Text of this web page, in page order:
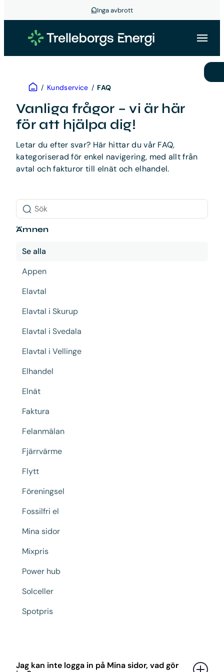
Inga avbrott
Hem/ Kundservice / FAQ
Vanliga frågor – vi är här
för att hjälpa dig!
Letar du efter svar? Här hittar du vår FAQ,
kategoriserad för enkel navigering, med allt från
avtal och fakturor till elnät och elhandel.
Sök
Ämnen
Se alla
Appen
Elavtal
Elavtal i Skurup
Elavtal i Svedala
Elavtal i Vellinge
Elhandel
Elnät
Faktura
Felanmälan
Fjärrvärme
Flytt
Föreningsel
Fossilfri el
Mina sidor
Mixpris
Power hub
Solceller
Spotpris
Jag kan inte logga in på Mina sidor, vad gör